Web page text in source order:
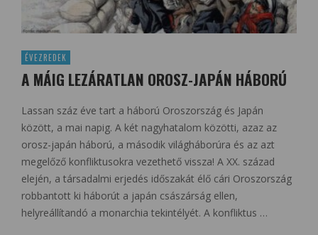
ÉVEZREDEK
A MÁIG LEZÁRATLAN OROSZ-JAPÁN HÁBORÚ
Lassan száz éve tart a háború Oroszország és Japán
között, a mai napig. A két nagyhatalom közötti, azaz az
orosz-japán háború, a második világháborúra és az azt
megelőző konfliktusokra vezethető vissza! A XX. század
elején, a társadalmi erjedés időszakát élő cári Oroszország
robbantott ki háborút a japán császárság ellen,
helyreállítandó a monarchia tekintélyét. A konfliktus …